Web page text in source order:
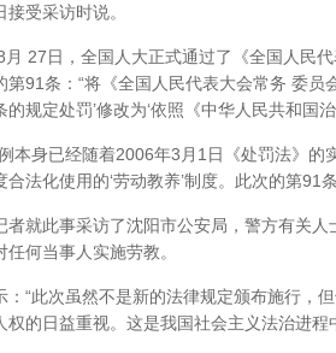
受采访时说。
日，全国人大正式通过了《全国人民代
第91条：“将《全国人民代表大会常务 委
的规定处罚’修改为‘依照《中华人民共和国
身已经随着2006年3月1日《处罚法》的
合法化使用的‘劳动教养’制度。此次的第91
此事采访了沈阳市公安局，警方有关人
何当事人实施劳教。
此次虽然不是新的法律规定颁布施行，
权的日益重视。这是我国社会主义法治进程